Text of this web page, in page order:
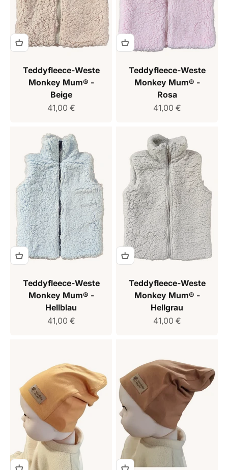
Teddyfleece-Weste
Monkey Mum® -
Beige
Verkaufspreis
41,00 €
Teddyfleece-Weste
Monkey Mum® -
Rosa
Verkaufspreis
41,00 €
Teddyfleece-Weste
Monkey Mum® -
Hellblau
Verkaufspreis
41,00 €
Teddyfleece-Weste
Monkey Mum® -
Hellgrau
Verkaufspreis
41,00 €